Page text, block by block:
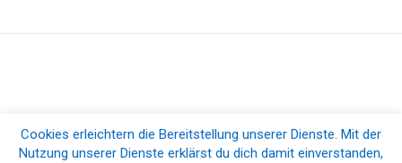
© 2026 Blogfamilia e.V.. All Rights Reserved |Impressum & Datenschutz
Cookies erleichtern die Bereitstellung unserer Dienste. Mit der
Nutzung unserer Dienste erklärst du dich damit einverstanden,